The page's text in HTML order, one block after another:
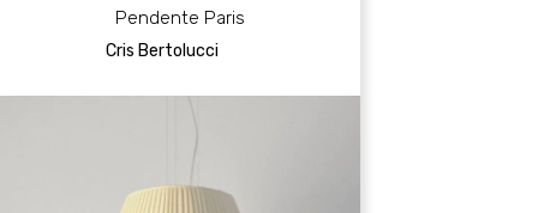
Pendente Paris
Cris Bertolucci